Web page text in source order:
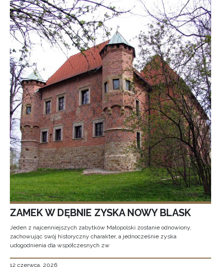
ZAMEK W DĘBNIE ZYSKA NOWY BLASK
Jeden z najcenniejszych zabytków Małopolski zostanie odnowiony,
zachowując swój historyczny charakter, a jednocześnie zyska
udogodnienia dla współczesnych zw
12 czerwca, 2026